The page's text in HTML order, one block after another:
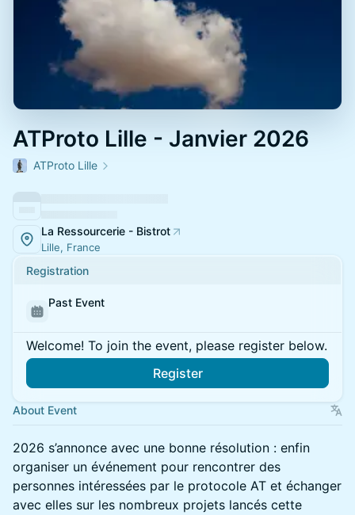
ATProto Lille - Janvier 2026
ATProto Lille
La Ressourcerie - Bistrot
Lille, France
Registration
Past Event
Welcome! To join the event, please register below.
Register
About Event
2026 s’annonce avec une bonne résolution : enfin
organiser un événement pour rencontrer des
personnes intéressées par le protocole AT et échanger
avec elles sur les nombreux projets lancés cette